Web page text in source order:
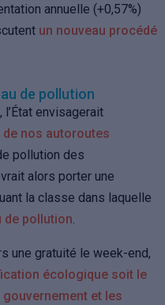
annuelle (+0,57%)
un nouveau procédé
de pollution
envisagerait
nos autoroutes
pollution des
alors porter une
la classe dans laquelle
de pollution.
une gratuité le week-end,
écologique soit le
gouvernement et les